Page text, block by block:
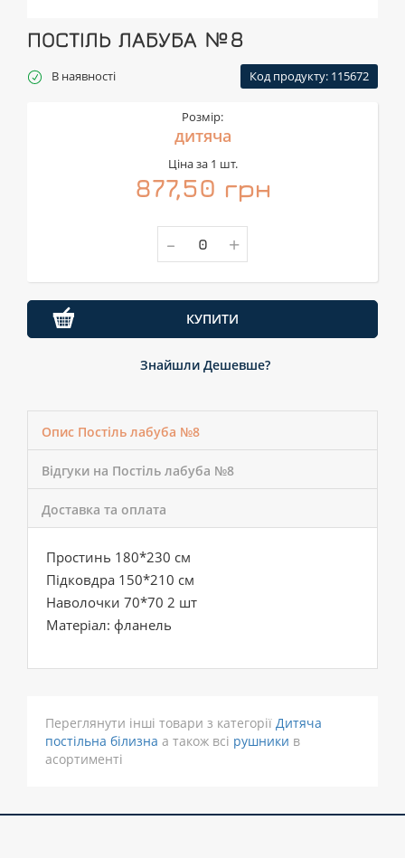
ПОСТІЛЬ ЛАБУБА №8
В наявності Код продукту: 115672
Розмір:
дитяча
Ціна за 1 шт.
877,50 грн
- +
КУПИТИ
Знайшли Дешевше?
Опис Постіль лабуба №8
Відгуки на Постіль лабуба №8
Доставка та оплата
Простинь 180*230 см
Підковдра 150*210 см
Наволочки 70*70 2 шт
Матеріал: фланель
Переглянути інші товари з категорії Дитяча
постільна білизна а також всі рушники в
асортименті